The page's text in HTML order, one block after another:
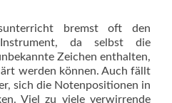
bremst oft den
da selbst die
Zeichen enthalten,
werden können. Auch fällt
sich die Notenpositionen in
Viel zu viele verwirrende